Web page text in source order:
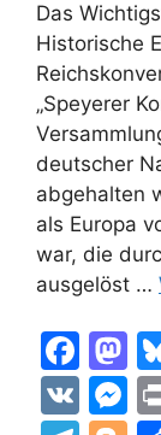
Das
Historische
„Speyerer
deutscher
abgehalten
als Europa
war, die
ausgelöst …
F
a
M
a
V
M